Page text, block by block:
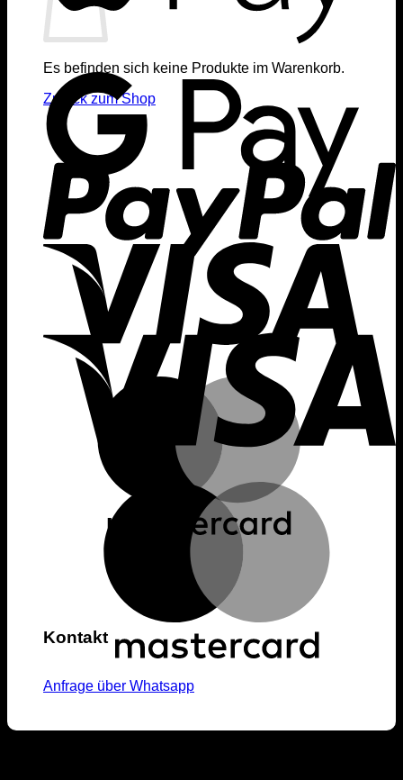
Es befinden sich keine Produkte im Warenkorb.
Zurück zum Shop
Kontakt
Anfrage über Whatsapp